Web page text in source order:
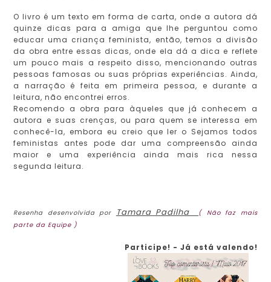
O livro é um texto em forma de carta, onde a autora dá
quinze dicas para a amiga que lhe perguntou como
educar uma criança feminista, então, temos a divisão
da obra entre essas dicas, onde ela dá a dica e reflete
um pouco mais a respeito disso, mencionando outras
pessoas famosas ou suas próprias experiências. Ainda,
a narração é feita em primeira pessoa, e durante a
leitura, não encontrei erros.
Recomendo a obra para àqueles que já conhecem a
autora e suas crenças, ou para quem se interessa em
conhecê-la, embora eu creio que ler o Sejamos todos
feministas antes pode dar uma compreensão ainda
maior e uma experiência ainda mais rica nessa
segunda leitura.
Resenha desenvolvida por Tamara Padilha
( Não faz mais
parte da Equipe )
Participe! - Já está valendo!